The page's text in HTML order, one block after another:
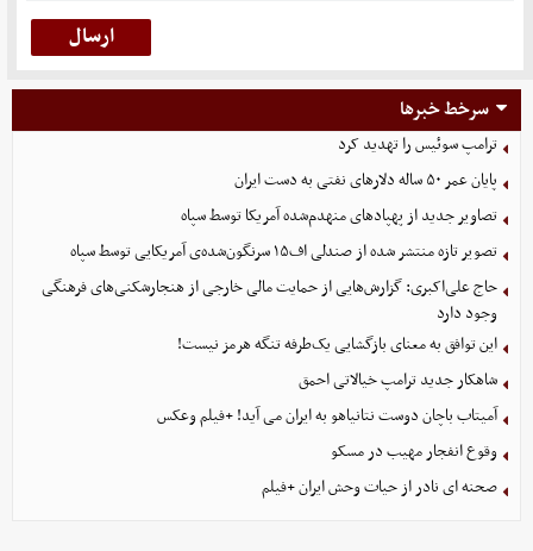
سرخط خبرها
ترامپ سوئیس را تهدید کرد
پایان عمر ۵۰ ساله دلارهای نفتی به دست ایران
تصاویر جدید از پهپادهای منهدم‌شده آمریکا توسط سپاه
تصویر تازه منتشر شده از صندلی اف۱۵ سرنگون‌شده‌ی آمریکایی توسط سپاه
حاج علی‌اکبری: گزارش‌هایی از حمایت مالی خارجی از هنجارشکنی‌های فرهنگی
وجود دارد
این توافق به معنای بازگشایی یک‌طرفه تنگه هرمز نیست!
شاهکار جدید ترامپ خیالاتی احمق
آمیتاب باچان دوست نتانیاهو به ایران می آید! +فیلم وعکس
وقوع انفجار مهیب در مسکو
صحنه ای نادر از حیات وحش ایران +فیلم